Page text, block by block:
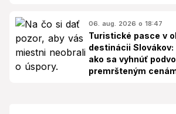
06. aug. 2026 o 18:47
Turistické pasce v
destinácii Slovákov:
ako sa vyhnúť
premršteným